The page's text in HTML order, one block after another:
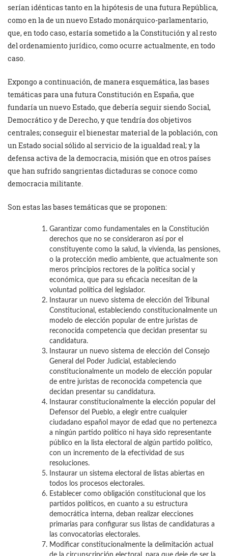
serían idénticas tanto en la hipótesis de una futura República,
como en la de un nuevo Estado monárquico-parlamentario,
que, en todo caso, estaría sometido a la Constitución y al resto
del ordenamiento jurídico, como ocurre actualmente, en todo
caso.
Expongo a continuación, de manera esquemática, las bases
temáticas para una futura Constitución en España, que
fundaría un nuevo Estado, que debería seguir siendo Social,
Democrático y de Derecho, y que tendría dos objetivos
centrales; conseguir el bienestar material de la población, con
un Estado social sólido al servicio de la igualdad real; y la
defensa activa de la democracia, misión que en otros países
que han sufrido sangrientas dictaduras se conoce como
democracia militante.
Son estas las bases temáticas que se proponen:
Garantizar como fundamentales en la Constitución
derechos que no se consideraron así por el
constituyente como la salud, la vivienda, las pensiones,
o la protección medio ambiente, que actualmente son
meros principios rectores de la política social y
económica, que para su eficacia necesitan de la
voluntad política del legislador.
Instaurar un nuevo sistema de elección del Tribunal
Constitucional, estableciendo constitucionalmente un
modelo de elección popular de entre juristas de
reconocida competencia que decidan presentar su
candidatura.
Instaurar un nuevo sistema de elección del Consejo
General del Poder Judicial, estableciendo
constitucionalmente un modelo de elección popular
de entre juristas de reconocida competencia que
decidan presentar su candidatura.
Instaurar constitucionalmente la elección popular del
Defensor del Pueblo, a elegir entre cualquier
ciudadano español mayor de edad que no pertenezca
a ningún partido político ni haya sido representante
público en la lista electoral de algún partido político,
con un incremento de la efectividad de sus
resoluciones.
Instaurar un sistema electoral de listas abiertas en
todos los procesos electorales.
Establecer como obligación constitucional que los
partidos políticos, en cuanto a su estructura
democrática interna, deban realizar elecciones
primarias para configurar sus listas de candidaturas a
las convocatorias electorales.
Modificar constitucionalmente la delimitación actual